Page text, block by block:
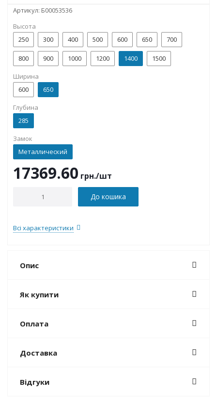
Артикул: Б00053536
Высота
250
300 400 500 600 650 700
800 900 1000 1200 1400 1500
Ширина
600
650
Глубина
285
Замок
Металлический
17369.60 грн./шт
До кошика
Всі характеристики
Опис
Як купити
Оплата
Доставка
Відгуки